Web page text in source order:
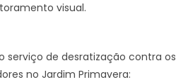
visual.
serviço de desratização contra os
no Jardim Primavera: